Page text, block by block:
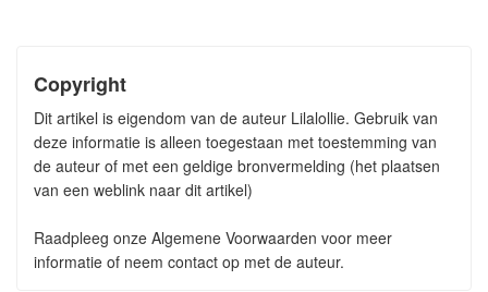
Copyright
Dit artikel is eigendom van de auteur Lilalollie. Gebruik van
deze informatie is alleen toegestaan met toestemming van
de auteur of met een geldige bronvermelding (het plaatsen
van een weblink naar dit artikel)
Raadpleeg onze Algemene Voorwaarden voor meer
informatie of neem contact op met de auteur.